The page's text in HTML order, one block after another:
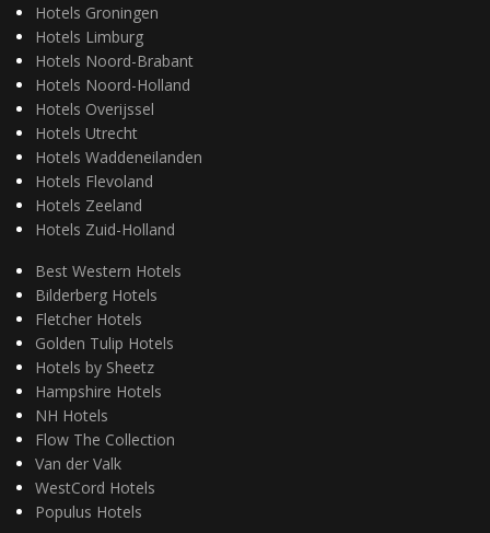
Hotels Groningen
Hotels Limburg
Hotels Noord-Brabant
Hotels Noord-Holland
Hotels Overijssel
Hotels Utrecht
Hotels Waddeneilanden
Hotels Flevoland
Hotels Zeeland
Hotels Zuid-Holland
Best Western Hotels
Bilderberg Hotels
Fletcher Hotels
Golden Tulip Hotels
Hotels by Sheetz
Hampshire Hotels
NH Hotels
Flow The Collection
Van der Valk
WestCord Hotels
Populus Hotels